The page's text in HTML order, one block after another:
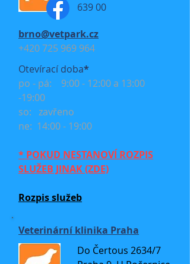
639 00
brno@vetpark.cz
+420 725 969 964
Otevírací doba*
po - pá: 9:00 - 12:00 a 13:00
-19:00
so: zavřeno
ne: 14:00 - 19:00
* POKUD NESTANOVÍ ROZPIS
SLUŽEB JINAK (ZDE)
Rozpis služeb
Veterinární klinika Praha
Do Čertous 2634/7